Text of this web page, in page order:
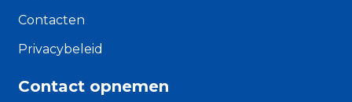
Contacten
Privacybeleid
Contact opnemen